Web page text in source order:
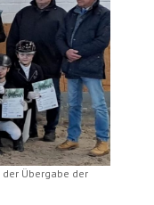
Übergabe der